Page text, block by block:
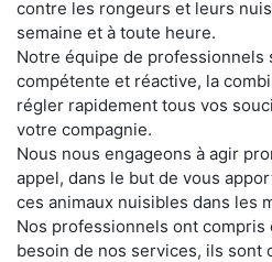
contre les rongeurs et leurs
semaine et à toute heure.
Notre équipe de professionnels
compétente et réactive, la
régler rapidement tous vos
votre compagnie.
Nous nous engageons à agir
appel, dans le but de vous
ces animaux nuisibles dans les
Nos professionnels ont compris
besoin de nos services, ils sont